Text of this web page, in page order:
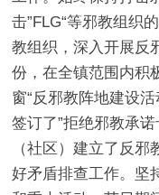
击”FLG“等邪教组织
教组织，深入开展反
份，在全镇范围内积
窗“反邪教阵地建设
签订了”拒绝邪教承
（社区）建立了反
好矛盾排查工作。坚